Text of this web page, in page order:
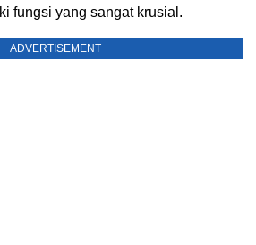
fungsi yang sangat krusial.
ADVERTISEMENT